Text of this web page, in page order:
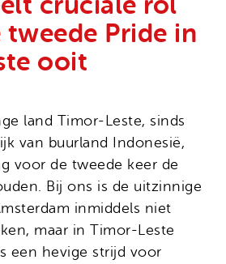
Pride in
ooit
land Timor-Leste, sinds
van buurland Indonesië,
voor de tweede keer de
Bij ons is de uitzinnige
inmiddels niet
maar in Timor-Leste
een hevige strijd voor
activisten